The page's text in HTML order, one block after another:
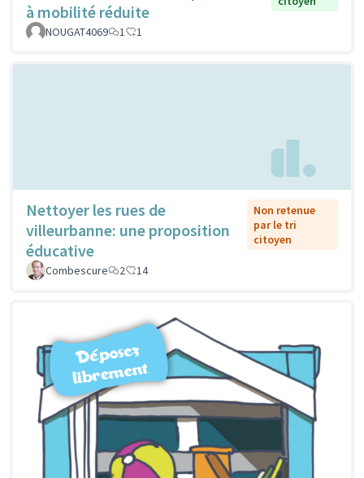
à mobilité réduite
NOUGAT4069 1 1
Nettoyer les rues de
villeurbanne: une proposition
éducative
Non retenue
par le tri
citoyen
Combescure 2 14